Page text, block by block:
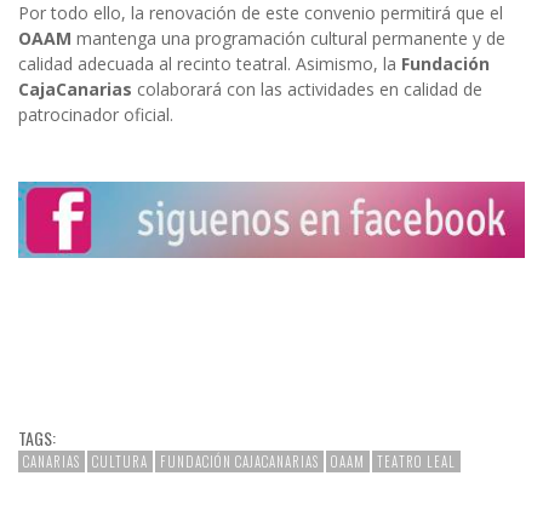
Por todo ello, la renovación de este convenio permitirá que el
OAAM mantenga una programación cultural permanente y de
calidad adecuada al recinto teatral. Asimismo, la Fundación
CajaCanarias colaborará con las actividades en calidad de
patrocinador oficial.
TAGS:
CANARIAS CULTURA FUNDACIÓN CAJACANARIAS OAAM TEATRO LEAL